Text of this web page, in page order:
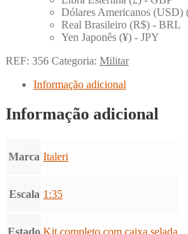
Dólares Americanos (USD)
Real Brasileiro (R$) - BRL
Yen Japonês (¥) - JPY
REF: 356 Categoria: Militar
Informação adicional
Informação adicional
Marca Italeri
Escala 1:35
Estado Kit completo com caixa selada